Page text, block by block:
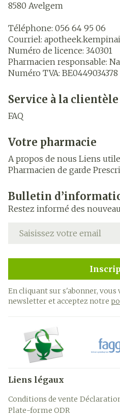
8580 Avelgem
Téléphone: 056 64 95 06
Courriel:
Numéro de licence: 340301
Pharmacien responsable:
Numéro TVA: BE0449034378
Service à la clientèle
FAQ
Votre pharmacie
A propos de nous Liens
Pharmacien de garde
Bulletin
Restez informé des
Adresse mail
En cliquant sur s'abonner, vous
newsletter et acceptez notre
Liens légaux
Conditions de vente
Plate-forme ODR